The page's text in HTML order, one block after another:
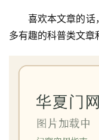
喜欢本文章的话
多有趣的科普类文章